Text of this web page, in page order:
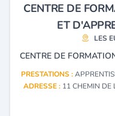
CENTRE DE
ET
LES
PRESTATIONS :
ADRESSE : 11 CHEMIN DE